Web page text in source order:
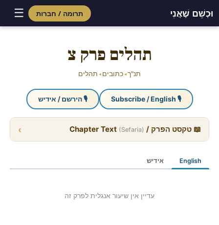
וּכְשֵׁם שֶׁאֲנִי תרומה / חברות ☰
תהלים פרק צ
תנ"ך◂כתובים ◂ תהלים
🎙 Subscribe / English 🎙 הירשם / אידיש
📖 טקסט הפרק / Chapter Text (Sefaria)
›
English אידיש
עדיין אין שיעור אנגלית לפרק זה